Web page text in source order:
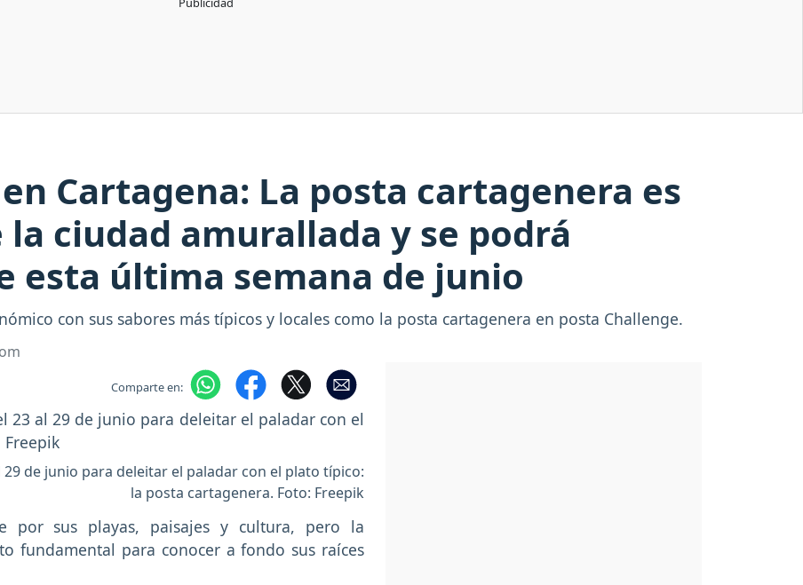
Cartagena: La posta cartagenera es
ciudad amurallada y se podrá
esta última semana de junio
con sus sabores más típicos y locales como la posta cartagenera en posta Challenge.
Comparte en:
de junio para deleitar el paladar con el plato típico:
la posta cartagenera. Foto: Freepik
por sus playas, paisajes y cultura, pero la
fundamental para conocer a fondo sus raíces